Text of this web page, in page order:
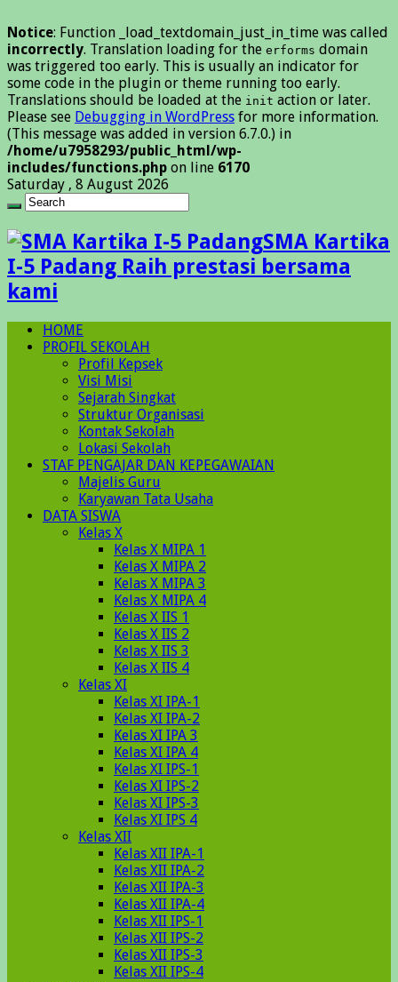
Notice: Function _load_textdomain_just_in_time was called
incorrectly. Translation loading for the erforms domain
was triggered too early. This is usually an indicator for
some code in the plugin or theme running too early.
Translations should be loaded at the init action or later.
Please see Debugging in WordPress for more information.
(This message was added in version 6.7.0.) in
/home/u7958293/public_html/wp-
includes/functions.php on line 6170
Saturday , 8 August 2026
SMA Kartika
I-5 Padang Raih prestasi bersama
kami
HOME
PROFIL SEKOLAH
Profil Kepsek
Visi Misi
Sejarah Singkat
Struktur Organisasi
Kontak Sekolah
Lokasi Sekolah
STAF PENGAJAR DAN KEPEGAWAIAN
Majelis Guru
Karyawan Tata Usaha
DATA SISWA
Kelas X
Kelas X MIPA 1
Kelas X MIPA 2
Kelas X MIPA 3
Kelas X MIPA 4
Kelas X IIS 1
Kelas X IIS 2
Kelas X IIS 3
Kelas X IIS 4
Kelas XI
Kelas XI IPA-1
Kelas XI IPA-2
Kelas XI IPA 3
Kelas XI IPA 4
Kelas XI IPS-1
Kelas XI IPS-2
Kelas XI IPS-3
Kelas XI IPS 4
Kelas XII
Kelas XII IPA-1
Kelas XII IPA-2
Kelas XII IPA-3
Kelas XII IPA-4
Kelas XII IPS-1
Kelas XII IPS-2
Kelas XII IPS-3
Kelas XII IPS-4